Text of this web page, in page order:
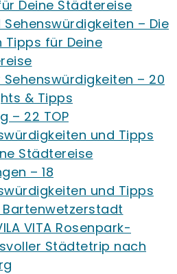
Deine Städtereise
Sehenswürdigkeiten – Die
Tipps für Deine
Sehenswürdigkeiten – 20
& Tipps
– 22 TOP
und Tipps
Städtereise
– 18
und Tipps
VITA Rosenpark-
Städtetrip nach